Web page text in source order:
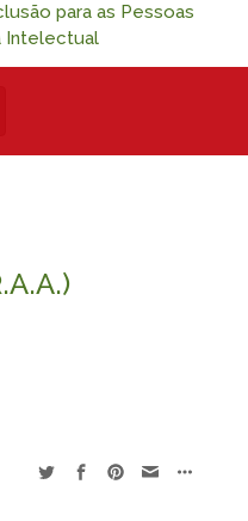
para as Pessoas
Intelectual